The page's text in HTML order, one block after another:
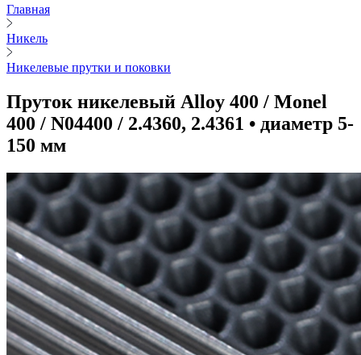
Главная
Никель
Никелевые прутки и поковки
Пруток никелевый Alloy 400 / Monel
400 / N04400 / 2.4360, 2.4361 • диаметр 5-
150 мм